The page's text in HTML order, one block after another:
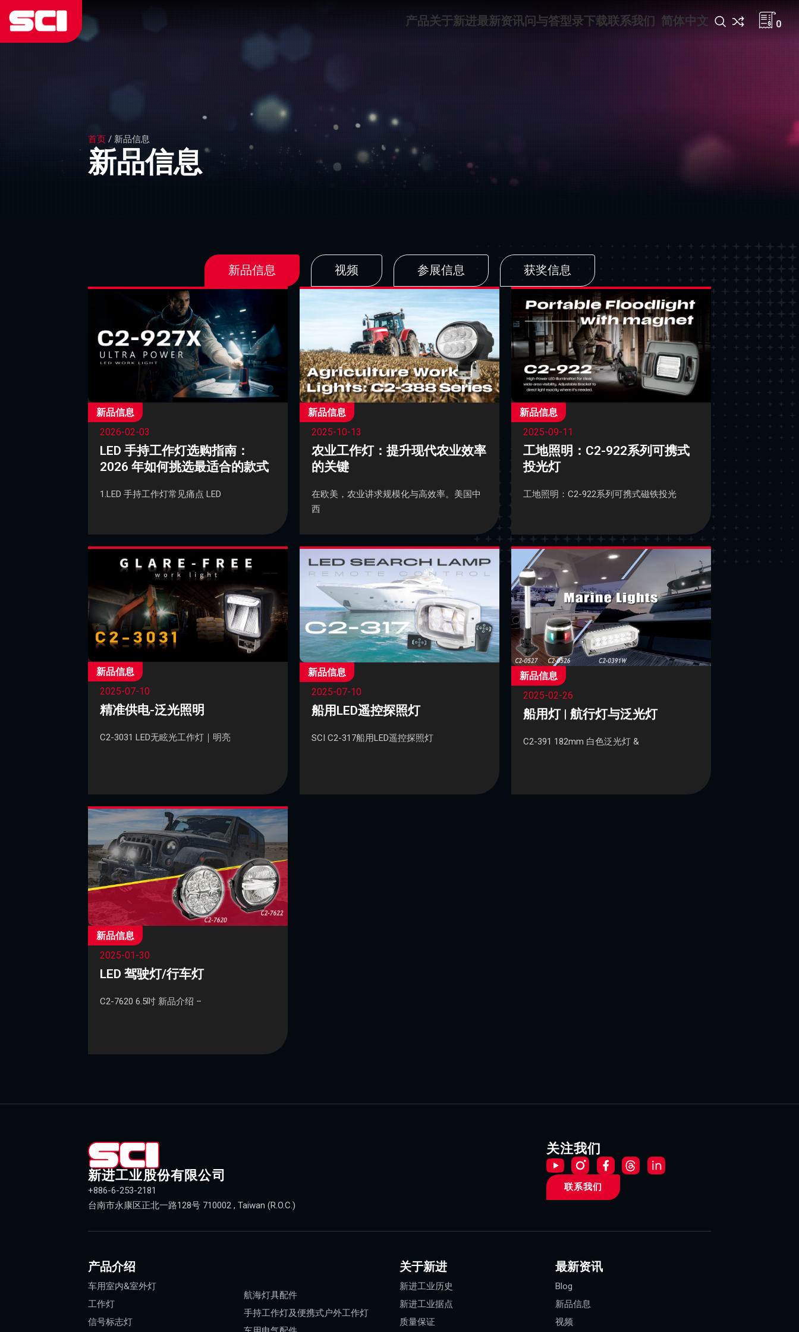
产品关于新进最新资讯问与答型录下载联系我们 简体中文 0
新品信息
首页/ 新品信息
新品信息 视频 参展信息 获奖信息
新品信息
2026-02-03
LED 手持工作灯选购指南：
2026 年如何挑选最适合的款式
1.LED 手持工作灯常见痛点 LED
新品信息
2025-10-13
农业工作灯：提升现代农业效率
的关键
在欧美，农业讲求规模化与高效率。美国中
西
新品信息
2025-09-11
工地照明：C2-922系列可携式
投光灯
工地照明：C2-922系列可携式磁铁投光
新品信息
2025-07-10
精准供电-泛光照明
C2-3031 LED无眩光工作灯｜明亮
新品信息
2025-07-10
船用LED遥控探照灯
SCI C2-317船用LED遥控探照灯
新品信息
2025-02-26
船用灯 | 航行灯与泛光灯
C2-391 182mm 白色泛光灯 &
新品信息
2025-01-30
LED 驾驶灯/行车灯
C2-7620 6.5吋 新品介绍 –
新进工业股份有限公司
+886-6-253-2181
台南市永康区正北一路128号 710002 , Taiwan (R.O.C.)
关注我们
联系我们
产品介绍
车用室内&室外灯
工作灯
信号标志灯
航海灯具配件
手持工作灯及便携式户外工作灯
关于新进
新进工业历史
新进工业据点
质量保证
最新资讯
Blog
新品信息
视频